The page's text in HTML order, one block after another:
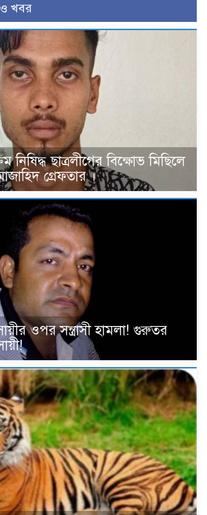
খবর
নিষিদ্ধ ছাত্রলীগের বিক্ষোভ মিছিলে
গ্রেফতার ।
ওপর সন্ত্রাসী হামলা! গুরুতর